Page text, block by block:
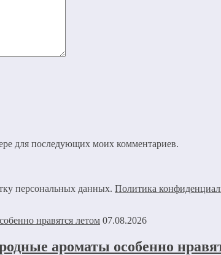
для последующих моих комментариев.
персональных данных. Политика
07.08.2026
ароматы особенно